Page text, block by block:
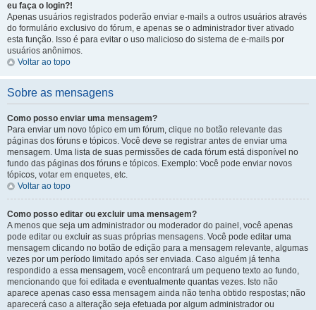
eu faça o login?!
Apenas usuários registrados poderão enviar e-mails a outros usuários através
do formulário exclusivo do fórum, e apenas se o administrador tiver ativado
esta função. Isso é para evitar o uso malicioso do sistema de e-mails por
usuários anônimos.
Voltar ao topo
Sobre as mensagens
Como posso enviar uma mensagem?
Para enviar um novo tópico em um fórum, clique no botão relevante das
páginas dos fóruns e tópicos. Você deve se registrar antes de enviar uma
mensagem. Uma lista de suas permissões de cada fórum está disponível no
fundo das páginas dos fóruns e tópicos. Exemplo: Você pode enviar novos
tópicos, votar em enquetes, etc.
Voltar ao topo
Como posso editar ou excluir uma mensagem?
A menos que seja um administrador ou moderador do painel, você apenas
pode editar ou excluir as suas próprias mensagens. Você pode editar uma
mensagem clicando no botão de edição para a mensagem relevante, algumas
vezes por um período limitado após ser enviada. Caso alguém já tenha
respondido a essa mensagem, você encontrará um pequeno texto ao fundo,
mencionando que foi editada e eventualmente quantas vezes. Isto não
aparece apenas caso essa mensagem ainda não tenha obtido respostas; não
aparecerá caso a alteração seja efetuada por algum administrador ou